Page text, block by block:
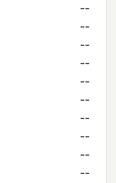
--
--
--
--
--
--
--
--
--
--